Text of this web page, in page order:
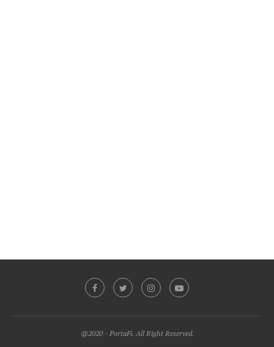
@2020 - PortaFi. All Right Reserved.